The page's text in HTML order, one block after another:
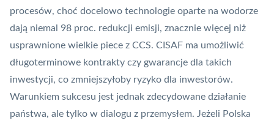
procesów, choć docelowo technologie oparte na wodorze
dają niemal 98 proc. redukcji emisji, znacznie więcej niż
usprawnione wielkie piece z CCS. CISAF ma umożliwić
długoterminowe kontrakty czy gwarancje dla takich
inwestycji, co zmniejszyłoby ryzyko dla inwestorów.
Warunkiem sukcesu jest jednak zdecydowane działanie
państwa, ale tylko w dialogu z przemysłem. Jeżeli Polska